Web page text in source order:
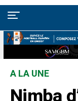
A LA UNE
Nimba